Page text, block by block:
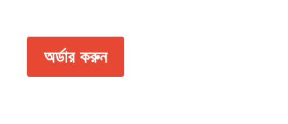
অর্ডার করুন